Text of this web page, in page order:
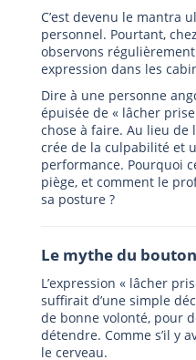
C’est devenu le mantra
personnel. Pourtant,
observons
expression dans les
Dire à une personne
épuisée de « lâcher
chose à faire. Au lieu de
crée de la culpabilité et
performance. Pourquoi
piège, et comment le
sa posture ?
Le mythe du
L’expression « lâcher
suffirait d’une simple
de bonne volonté, pour
détendre. Comme s’il y
le cerveau.